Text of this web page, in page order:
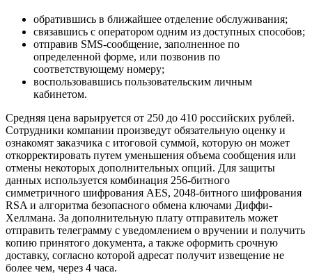
обратившись в ближайшее отделение обслуживания;
связавшись с оператором одним из доступных способов;
отправив SMS-сообщение, заполненное по
определенной форме, или позвонив по
соответствующему номеру;
воспользовавшись пользовательским личным
кабинетом.
Средняя цена варьируется от 250 до 410 российских рублей.
Сотрудники компании произведут обязательную оценку и
ознакомят заказчика с итоговой суммой, которую он может
откорректировать путем уменьшения объема сообщения или
отмены некоторых дополнительных опций. Для защиты
данных используется комбинация 256-битного
симметричного шифрования AES, 2048-битного шифрования
RSA и алгоритма безопасного обмена ключами Диффи-
Хеллмана. За дополнительную плату отправитель может
отправить телеграмму с уведомлением о вручении и получить
копию принятого документа, а также оформить срочную
доставку, согласно которой адресат получит извещение не
более чем, через 4 часа.